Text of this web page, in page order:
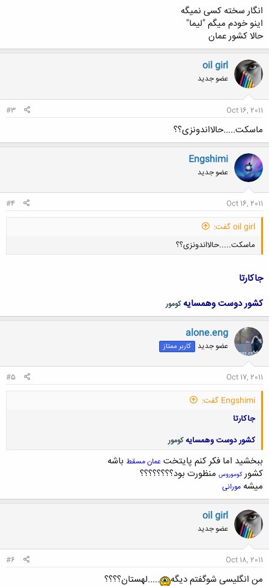
انگار سخته کسی نمیگه
اینو خودم میگم "لیما"
حالا کشور عمان
oil girl
عضو جدید
Oct 16, 2011
#3
ماسکت.....حالااندونزی؟؟
Engshimi
عضو جدید
Oct 16, 2011
#4
oil girl گفت:
ماسکت.....حالااندونزی؟؟
جاکارتا
کشور دوست وهمسایهکومور
alone.eng
عضو جدید کاربر ممتاز
Oct 17, 2011
#5
Engshimi گفت:
جاکارتا
کشور دوست وهمسایهکومور
کلیک کنید تا باز شود...
ببخشید اما فکر کنم پایتخت عمان مسقط باشه
کشورکوموروس منظورت بود؟؟؟؟؟؟؟؟
میشه مورانی
oil girl
عضو جدید
Oct 18, 2011
#6
من انگلیسی شوگفتم دیگه .....لهستان؟؟؟؟